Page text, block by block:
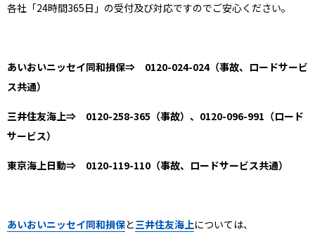
各社「24時間365日」の受付及び対応ですのでご安心ください。
あいおいニッセイ同和損保⇒ 0120-024-024（事故、ロードサービ
ス共通）
三井住友海上⇒ 0120-258-365（事故）、0120-096-991（ロード
サービス）
東京海上日動⇒ 0120-119-110（事故、ロードサービス共通）
あいおいニッセイ同和損保と三井住友海上については、